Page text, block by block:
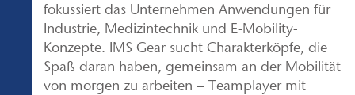
fokussiert das Unternehmen Anwendungen für
Industrie, Medizintechnik und E-Mobility-
Konzepte. IMS Gearsucht Charakterköpfe, die
Spaß daran haben, gemeinsam an der Mobilität
von morgen zu arbeiten – Teamplayer mit